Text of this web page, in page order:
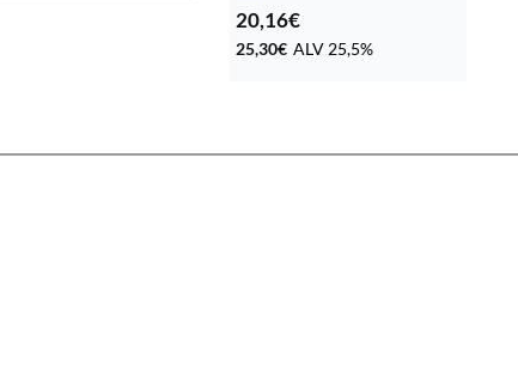
20,16€
25,30€ ALV 25,5%